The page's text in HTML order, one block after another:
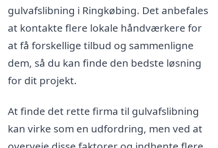
gulvafslibning i Ringkøbing. Det anbefales
at kontakte flere lokale håndværkere for
at få forskellige tilbud og sammenligne
dem, så du kan finde den bedste løsning
for dit projekt.
At finde det rette firma til gulvafslibning
kan virke som en udfordring, men ved at